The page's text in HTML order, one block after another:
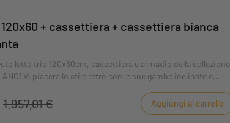
+ cassettiera + cassettiera bianca
letto trio 120x60cm, cassettiera e armadio della collezione
Vi piacerà lo stile retrò con le sue gambe inclinate e
1.957,01 € Aggiungi al carrello